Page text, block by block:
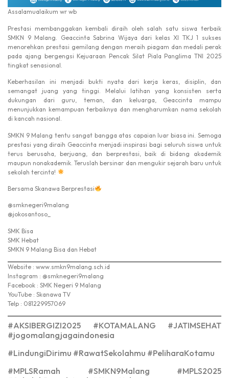
Assalamualaikum wr wb
Prestasi membanggakan kembali diraih oleh salah satu siswa terbaik
SMKN 9 Malang. Geaccinta Sabrina Wijaya dari kelas XI TKJ 1 sukses
menorehkan prestasi gemilang dengan meraih piagam dan medali perak
pada ajang bergengsi Kejuaraan Pencak Silat Piala Panglima TNI 2025
tingkat senasional.
Keberhasilan ini menjadi bukti nyata dari kerja keras, disiplin, dan
semangat juang yang tinggi. Melalui latihan yang konsisten serta
dukungan dari guru, teman, dan keluarga, Geaccinta mampu
menunjukkan kemampuan terbaiknya dan mengharumkan nama sekolah
di kancah nasional.
SMKN 9 Malang tentu sangat bangga atas capaian luar biasa ini. Semoga
prestasi yang diraih Geaccinta menjadi inspirasi bagi seluruh siswa untuk
terus berusaha, berjuang, dan berprestasi, baik di bidang akademik
maupun nonakademik. Teruslah bersinar dan mengukir sejarah baru untuk
sekolah tercinta!
Bersama Skanawa Berprestasi
@smknegeri9malang
@jokosantoso_
SMK Bisa
SMK Hebat
SMKN 9 Malang Bisa dan Hebat
Website : www.smkn9malang.sch.id
Instagram : @smknegeri9malang
Facebook : SMK Negeri 9 Malang
YouTube : Skanawa TV
Telp : 081229957069
#AKSIBERGIZI2025 #KOTAMALANG #JATIMSEHAT
#jogomalangjagaindonesia
#LindungiDirimu #RawatSekolahmu #PeliharaKotamu
#MPLSRamah #SMKN9Malang #MPLS2025